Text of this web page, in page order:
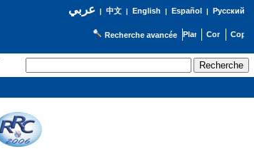
عربي| 中文| English | Español | Русский
Recherche avancée